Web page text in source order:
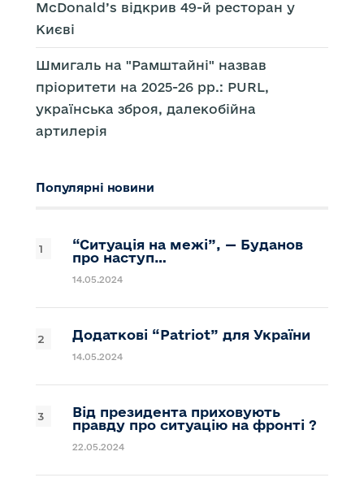
McDonald’s відкрив 49-й ресторан у
Києві
Шмигаль на "Рамштайні" назвав
пріоритети на 2025-26 рр.: PURL,
українська зброя, далекобійна
артилерія
Популярні новини
“Ситуація на межі”, — Буданов
про наступ…
14.05.2024
Додаткові “Patriot” для України
14.05.2024
Від президента приховують
правду про ситуацію на фронті ?
22.05.2024